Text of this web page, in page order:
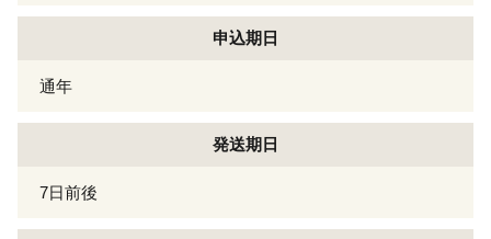
申込期日
通年
発送期日
7日前後